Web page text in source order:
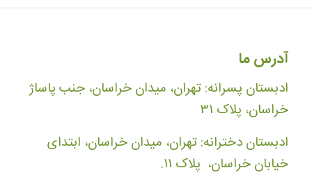
آدرس ما
ادبستان پسرانه: تهران، میدان خراسان، جنب پاساژ
خراسان، پلاک ۳۱
ادبستان دخترانه: تهران، میدان خراسان، ابتدای
خیابان خراسان، پلاک ۱۱.